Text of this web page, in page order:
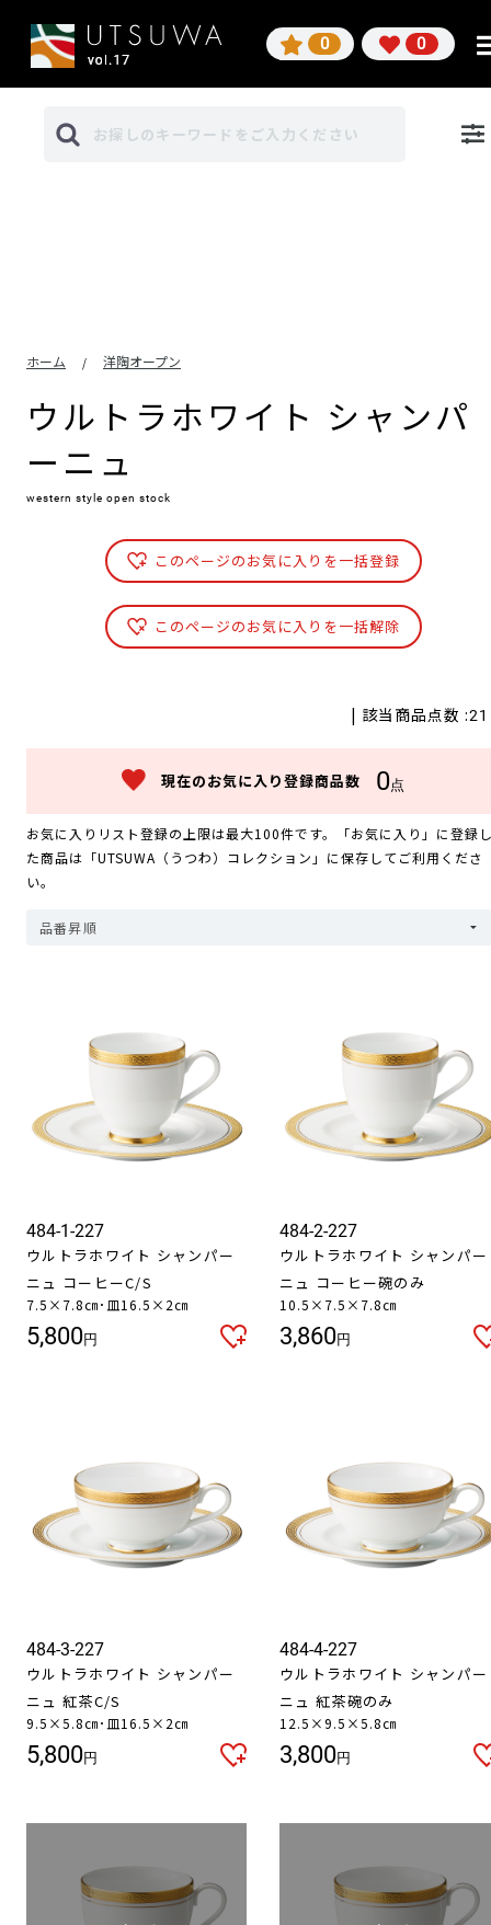
0 0
ホーム / 洋陶オープン
ウルトラホワイト シャンパ
ーニュ
western style open stock
このページのお気に入りを一括登録
このページのお気に入りを一括解除
| 該当商品点数 :21
現在のお気に入り登録商品数 0点
お気に入りリスト登録の上限は最大100件です。「お気に入り」に登録
た商品は「UTSUWA（うつわ）コレクション」に保存してご利用くださ
い。
484-1-227
ウルトラホワイト シャンパー
ニュ コーヒーC/S
7.5×7.8㎝･皿16.5×2㎝
5,800円
484-2-227
ウルトラホワイト シャンパー
ニュ コーヒー碗のみ
10.5×7.5×7.8㎝
3,860円
484-3-227
ウルトラホワイト シャンパー
ニュ 紅茶C/S
9.5×5.8㎝･皿16.5×2㎝
5,800円
484-4-227
ウルトラホワイト シャンパー
ニュ 紅茶碗のみ
12.5×9.5×5.8㎝
3,800円